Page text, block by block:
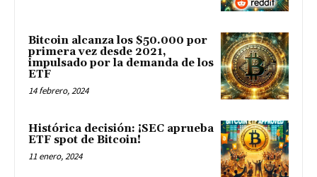
Bitcoin alcanza los $50.000 por
primera vez desde 2021,
impulsado por la demanda de los
ETF
14 febrero, 2024
Histórica decisión: ¡SEC aprueba
ETF spot de Bitcoin!
11 enero, 2024